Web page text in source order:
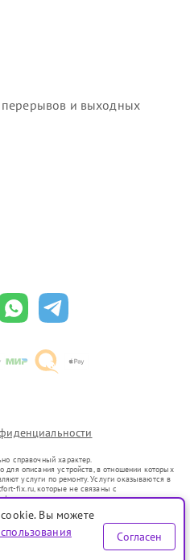
и выходных
справочный характер.
для описания устройств, в отношении которых
услуги по ремонту. Услуги оказываются в
fix.ru, которые не связаны с
представителями.
в гражданский оборот в соответствии
цели индивидуализации услуг или введения
о предоставляемых услугах по
публичной офертой, определяемой
cookie. Вы можете
Согласен